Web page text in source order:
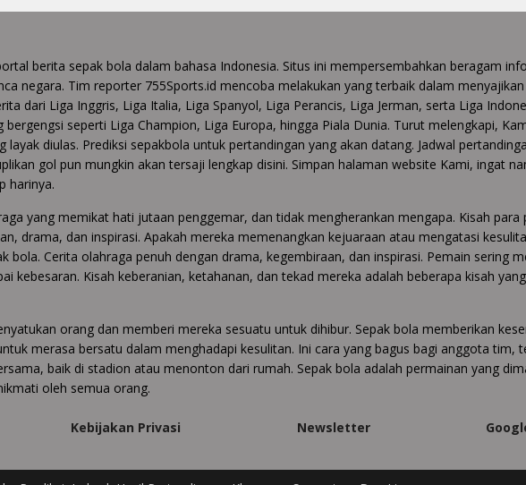
berita sepak bola dalam bahasa Indonesia. Situs ini mempersembahkan beragam
negara. Tim reporter 755Sports.id mencoba melakukan yang terbaik dalam
dari Liga Inggris, Liga Italia, Liga Spanyol, Liga Perancis, Liga Jerman, serta Liga
bergengsi seperti Liga Champion, Liga Europa, hingga Piala Dunia. Turut melengkapi,
layak diulas. Prediksi sepakbola untuk pertandingan yang akan datang. Jadwal
gol pun mungkin akan tersaji lengkap disini. Simpan halaman website Kami, ingat
harinya.
yang memikat hati jutaan penggemar, dan tidak mengherankan mengapa. Kisah
drama, dan inspirasi. Apakah mereka memenangkan kejuaraan atau mengatasi
bola. Cerita olahraga penuh dengan drama, kegembiraan, dan inspirasi. Pemain sering
kebesaran. Kisah keberanian, ketahanan, dan tekad mereka adalah beberapa kisah
orang dan memberi mereka sesuatu untuk dihibur. Sepak bola memberikan
merasa bersatu dalam menghadapi kesulitan. Ini cara yang bagus bagi anggota tim,
baik di stadion atau menonton dari rumah. Sepak bola adalah permainan yang
oleh semua orang.
Kebijakan Privasi Newsletter